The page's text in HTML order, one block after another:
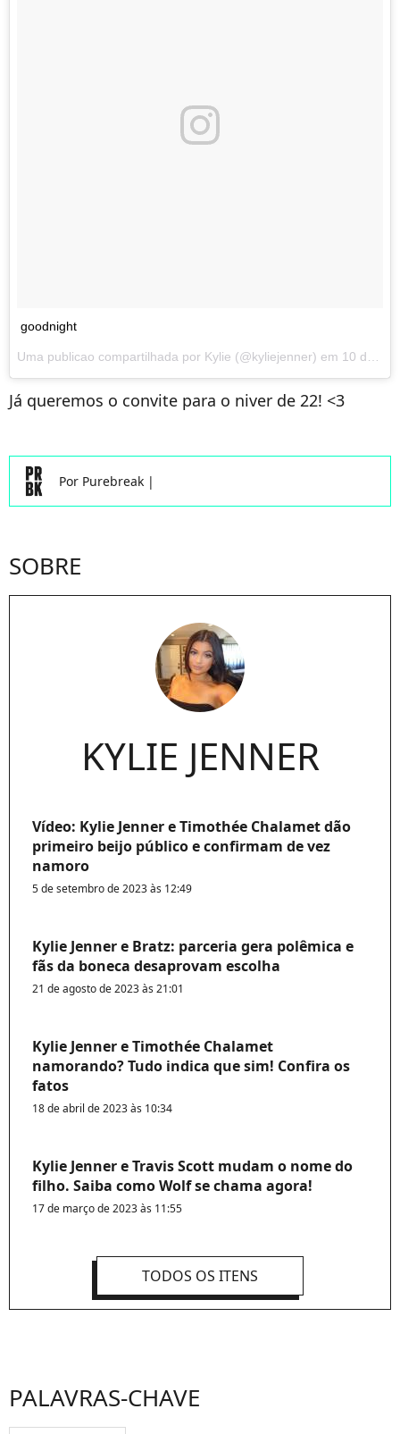
goodnight
Uma publicao compartilhada por Kylie (@kyliejenner) em 10 de Ago, 2018 s 2:45 PDT
Já queremos o convite para o niver de 22! <3
Por Purebreak |
SOBRE
KYLIE JENNER
Vídeo: Kylie Jenner e Timothée Chalamet dão
primeiro beijo público e confirmam de vez
namoro
5 de setembro de 2023 às 12:49
Kylie Jenner e Bratz: parceria gera polêmica e
fãs da boneca desaprovam escolha
21 de agosto de 2023 às 21:01
Kylie Jenner e Timothée Chalamet
namorando? Tudo indica que sim! Confira os
fatos
18 de abril de 2023 às 10:34
Kylie Jenner e Travis Scott mudam o nome do
filho. Saiba como Wolf se chama agora!
17 de março de 2023 às 11:55
TODOS OS ITENS
PALAVRAS-CHAVE